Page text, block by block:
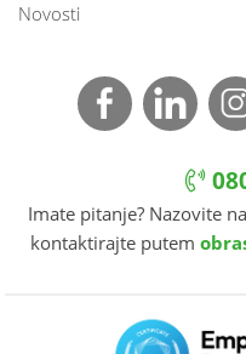
Novosti
Imate pitanje? Nazovite
kontaktirajte putem